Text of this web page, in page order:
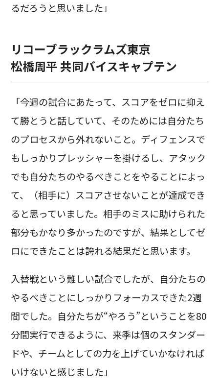
るだろうと思いました」
リコーブラックラムズ東京
松橋周平 共同バイスキャプテン
「今週の試合にあたって、スコアをゼロに抑え
て勝とうと話していて、そのためには自分たち
のプロセスから外れないこと。ディフェンスで
もしっかりプレッシャーを掛けるし、アタック
でも自分たちのやるべきことをやることによっ
て、（相手に）スコアさせないことが達成でき
ると思っていました。相手のミスに助けられた
部分もかなり多かったのですが、結果としてゼ
ロにできたことは誇れる結果だと思います。
入替戦という難しい試合でしたが、自分たちの
やるべきことにしっかりフォーカスできた2週
間でした。自分たちが“やろう”ということを80
分間実行できるように、来季は個のスタンダー
ドや、チームとしての力を上げていかなければ
いけないと感じました」